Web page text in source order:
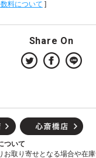
料について ]
Share On
ついて
お取り寄せとなる場合や在